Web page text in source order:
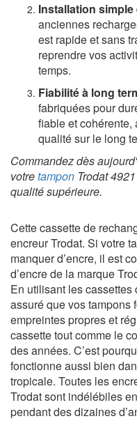
Installation simple
anciennes
est rapide et sans
reprendre vos
temps.
Fiabilité à long
fabriquées pour
fiable et cohérente,
qualité sur le long
Commandez dès
votretampon Trodat
qualité supérieure.
Cette cassette de
encreur Trodat. Si votre
manquer d’encre, il est
d’encre de la marque
En utilisant les cassettes
assuré que vos tampons
empreintes propres et
cassette tout comme le
des années. C’est
fonctionne aussi bien
tropicale. Toutes les
Trodat sont indélébiles
pendant des dizaines